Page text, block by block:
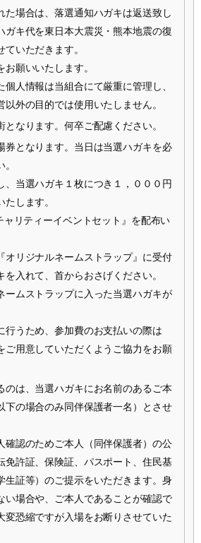
た場合は、落選通知ハガキは返送致し
ガキ代を東日本大震災・熊本地震の復
いただきます。
お願いいたします。
個人情報は当組合にて厳重に管理し、
以外の目的では使用いたしません。
となります。何卒ご配慮ください。
券となります。当日は当選ハガキを必
、当選ハガキ１枚につき１，０００円
します。
ャリティーイベントセット』を配布い
オリジナルネームストラップ』に受付
を入れて、首からおさげください。
ームストラップに入った当選ハガキが
行うため、参加費のお支払いの際は
ご用意していただくようご協力をお願
のは、当選ハガキにお名前のあるご本
下の場合のみ同伴保護者一名）とさせ
確認のためご本人（同伴保護者）の公
免許証、保険証、パスポート、住民基
生証等）のご提示をいただきます。身
い場合や、ご本人であることが確認で
変恐縮ですが入場をお断りさせていた